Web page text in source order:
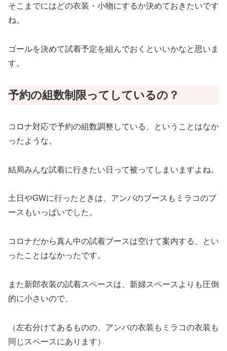
そこまでにはどの衣装・小物にするか決めておきたいです
ね。
ゴールを決めて試着予定を組んでおくといいかなと思いま
す。
予約の組数制限ってしているの？
コロナ対応で予約の組数調整している、ということはなか
ったような。
結局みんな試着に行きたい日って被ってしまいますよね。
土日やGWに行ったときは、アンバのブースもミラコのブ
ースもいっぱいでした。
コロナだから真ん中の試着ブースは空けて案内する、とい
ったことはなかったです。
また新郎衣装の試着スペースは、新婦スペースよりも圧倒
的に小さいので、
（左右分けてあるものの、アンバの衣装もミラコの衣装も
同じスペースにあります）